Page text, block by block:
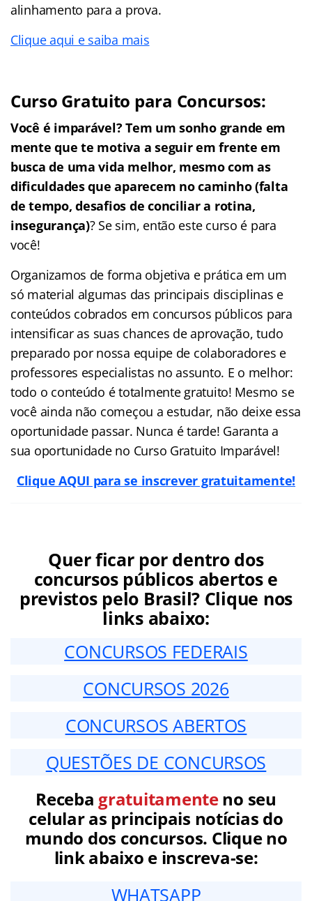
alinhamento para a prova.
Clique aqui e saiba mais
Curso Gratuito para Concursos:
Você é imparável? Tem um sonho grande em
mente que te motiva a seguir em frente em
busca de uma vida melhor, mesmo com as
dificuldades que aparecem no caminho (falta
de tempo, desafios de conciliar a rotina,
insegurança)? Se sim, então este curso é para
você!
Organizamos de forma objetiva e prática em um
só material algumas das principais disciplinas e
conteúdos cobrados em concursos públicos para
intensificar as suas chances de aprovação, tudo
preparado por nossa equipe de colaboradores e
professores especialistas no assunto. E o melhor:
todo o conteúdo é totalmente gratuito! Mesmo se
você ainda não começou a estudar, não deixe essa
oportunidade passar. Nunca é tarde! Garanta a
sua oportunidade no Curso Gratuito Imparável!
Clique AQUI para se inscrever gratuitamente!
Quer ficar por dentro dos
concursos públicos abertos e
previstos pelo Brasil? Clique nos
links abaixo:
CONCURSOS FEDERAIS
CONCURSOS 2026
CONCURSOS ABERTOS
QUESTÕES DE CONCURSOS
Receba gratuitamenteno seu
celular as principais notícias do
mundo dos concursos. Clique no
link abaixo e inscreva-se:
WHATSAPP